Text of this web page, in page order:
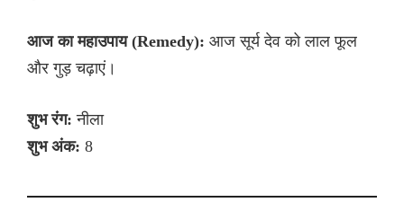
आज का महाउपाय (Remedy): आज सूर्य देव को लाल फूल
और गुड़ चढ़ाएं।
शुभ रंग: नीला
शुभ अंक: 8